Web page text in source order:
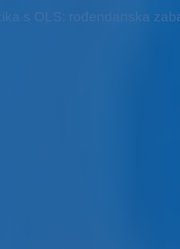
s OLS: rođendanska